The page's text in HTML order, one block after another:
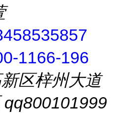
1166-196
区梓州大道